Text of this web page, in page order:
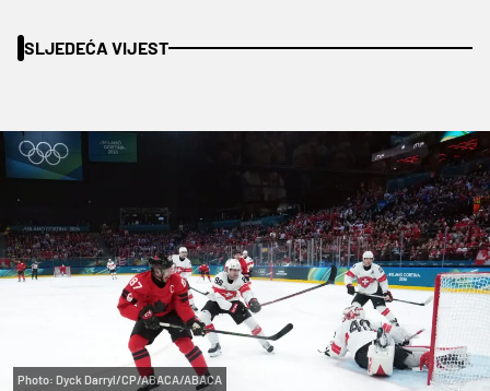
SLJEDEĆA VIJEST
Photo: Dyck Darryl/CP/ABACA/ABACA